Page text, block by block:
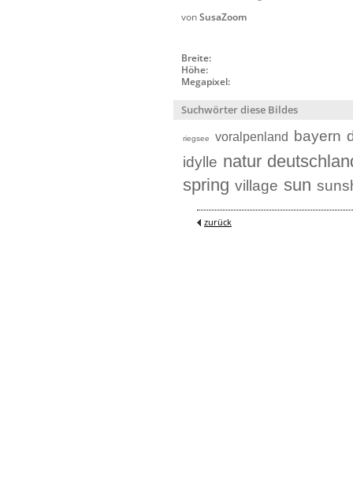
vonSusaZoom
Breite:
Höhe:
Megapixel:
Suchwörter diese Bildes
riegsee voralpenland bayern
idylle natur
spring village sun
zurück